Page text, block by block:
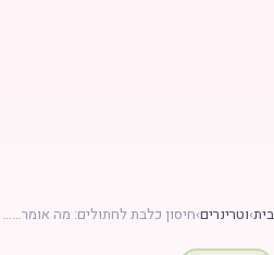
›וטרינרים›חיסון כלבת לחתולים: מה אומר……